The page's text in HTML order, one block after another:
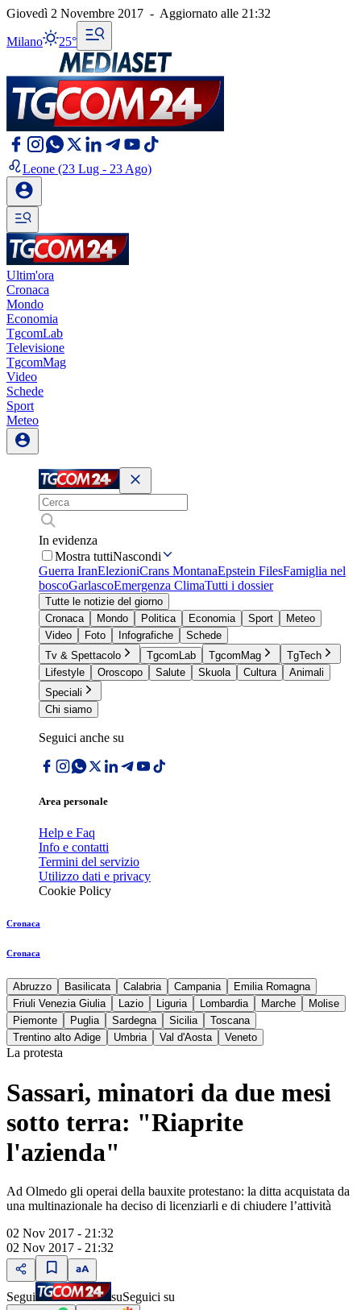
Giovedì 2 Novembre 2017 - Aggiornato alle 21:32
Milano 25°
Leone (23 Lug - 23 Ago)
Ultim'ora
Cronaca
Mondo
Economia
TgcomLab
Televisione
TgcomMag
Video
Schede
Sport
Meteo
In evidenza
Mostra tuttiNascondi
Guerra IranElezioniCrans MontanaEpstein FilesFamiglia nel
boscoGarlascoEmergenza ClimaTutti i dossier
Tutte le notizie del giorno
Cronaca
Mondo Politica Economia Sport
Meteo
Video
Foto Infografiche
Schede
Tv & Spettacolo
TgcomLab TgcomMag
TgTech
Lifestyle
Oroscopo Salute Skuola Cultura
Animali
Speciali
Chi siamo
Seguici anche su
Area personale
Help e Faq
Info e contatti
Termini del servizio
Utilizzo dati e privacy
Cookie Policy
Cronaca
Cronaca
Abruzzo Basilicata Calabria Campania
Emilia Romagna
Friuli Venezia Giulia
Lazio Liguria Lombardia Marche
Molise
Piemonte
Puglia Sardegna Sicilia
Toscana
Trentino alto Adige
Umbria Val d'Aosta Veneto
La protesta
Sassari, minatori da due mesi
sotto terra: "Riaprite
l'azienda"
Ad Olmedo gli operai della bauxite protestano: la ditta acquistata da
una multinazionale ha deciso di licenziarli e di chiudere l’attività
02 Nov 2017 - 21:32
02 Nov 2017 - 21:32
Segui suSeguici su